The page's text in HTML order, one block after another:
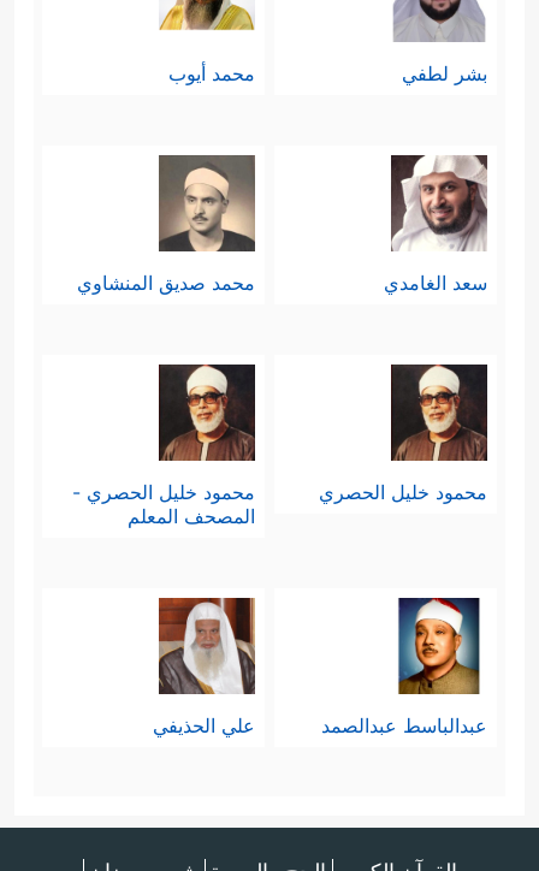
بشر لطفي محمد أيوب
سعد الغامدي محمد صديق المنشاوي
محمود خليل الحصري
محمود خليل الحصري -
المصحف المعلم
عبدالباسط عبدالصمد علي الحذيفي